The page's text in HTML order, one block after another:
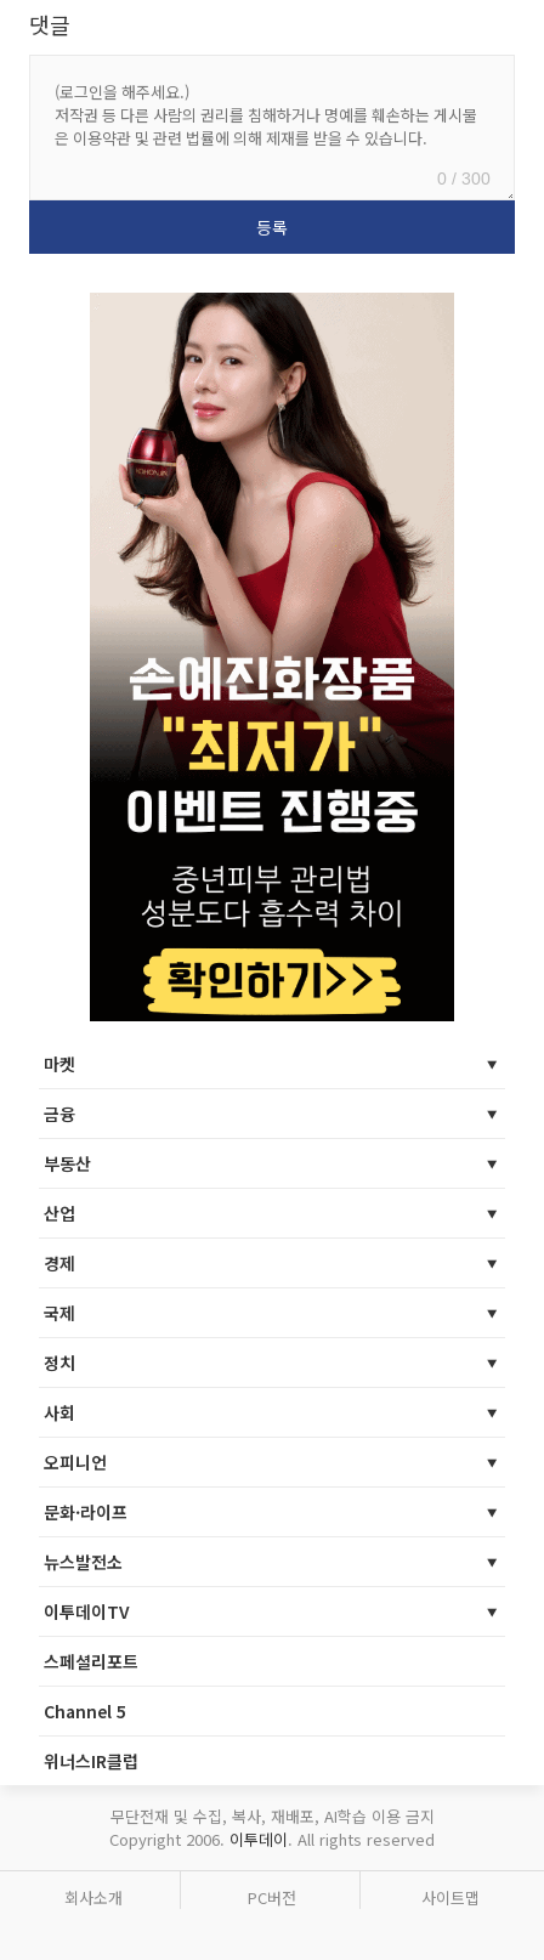
댓글
0 / 300
마켓
금융
부동산
산업
경제
국제
정치
사회
오피니언
문화·라이프
뉴스발전소
이투데이TV
스페셜리포트
Channel 5
위너스IR클럽
무단전재 및 수집, 복사, 재배포, AI학습 이용 금지
Copyright 2006. 이투데이. All rights reserved
회사소개 PC버전 사이트맵